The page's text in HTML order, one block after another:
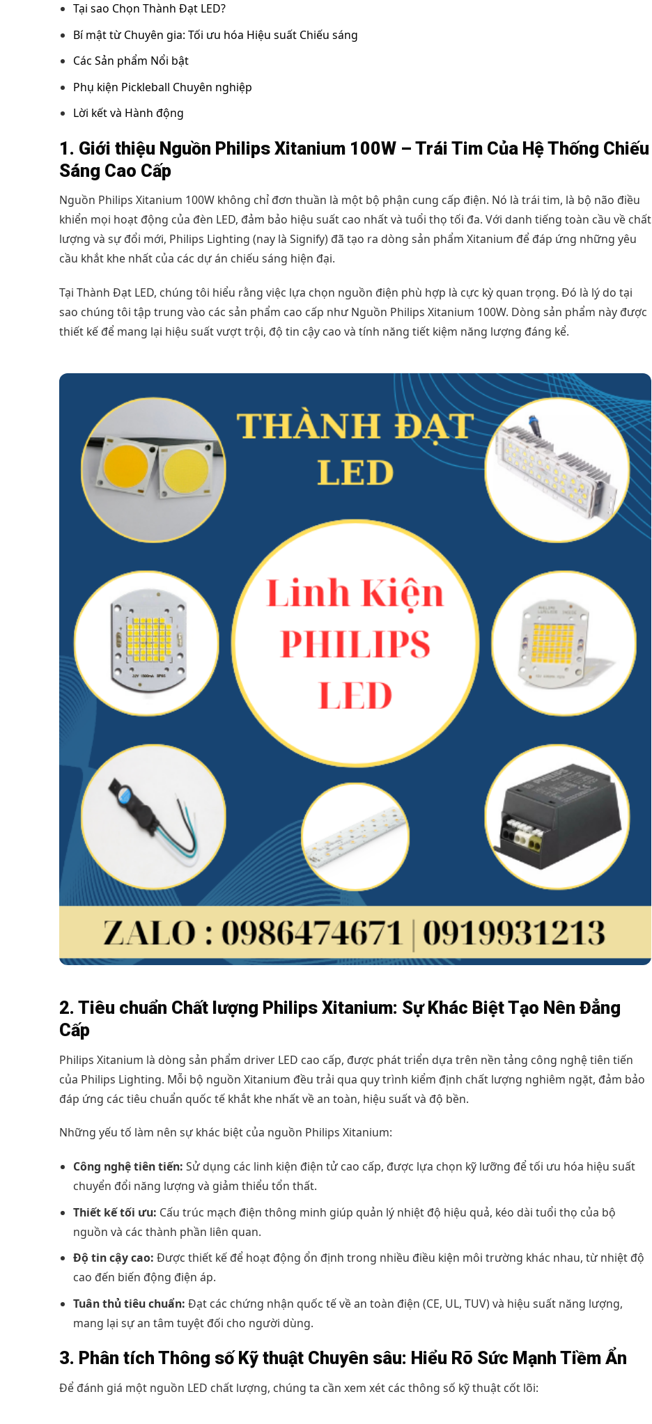
Tại sao Chọn Thành Đạt LED?
Bí mật từ Chuyên gia: Tối ưu hóa Hiệu suất Chiếu sáng
Các Sản phẩm Nổi bật
Phụ kiện Pickleball Chuyên nghiệp
Lời kết và Hành động
1. Giới thiệu Nguồn Philips Xitanium 100W – Trái Tim Của Hệ Thống Chiếu
Sáng Cao Cấp
Nguồn Philips Xitanium 100W không chỉ đơn thuần là một bộ phận cung cấp điện. Nó là trái tim, là bộ não điều
khiển mọi hoạt động của đèn LED, đảm bảo hiệu suất cao nhất và tuổi thọ tối đa. Với danh tiếng toàn cầu về chất
lượng và sự đổi mới, Philips Lighting (nay là Signify) đã tạo ra dòng sản phẩm Xitanium để đáp ứng những yêu
cầu khắt khe nhất của các dự án chiếu sáng hiện đại.
Tại Thành Đạt LED, chúng tôi hiểu rằng việc lựa chọn nguồn điện phù hợp là cực kỳ quan trọng. Đó là lý do tại
sao chúng tôi tập trung vào các sản phẩm cao cấp như Nguồn Philips Xitanium 100W. Dòng sản phẩm này được
thiết kế để mang lại hiệu suất vượt trội, độ tin cậy cao và tính năng tiết kiệm năng lượng đáng kể.
2. Tiêu chuẩn Chất lượng Philips Xitanium: Sự Khác Biệt Tạo Nên Đẳng
Cấp
Philips Xitanium là dòng sản phẩm driver LED cao cấp, được phát triển dựa trên nền tảng công nghệ tiên tiến
của Philips Lighting. Mỗi bộ nguồn Xitanium đều trải qua quy trình kiểm định chất lượng nghiêm ngặt, đảm bảo
đáp ứng các tiêu chuẩn quốc tế khắt khe nhất về an toàn, hiệu suất và độ bền.
Những yếu tố làm nên sự khác biệt của nguồn Philips Xitanium:
Công nghệ tiên tiến: Sử dụng các linh kiện điện tử cao cấp, được lựa chọn kỹ lưỡng để tối ưu hóa hiệu suất
chuyển đổi năng lượng và giảm thiểu tổn thất.
Thiết kế tối ưu: Cấu trúc mạch điện thông minh giúp quản lý nhiệt độ hiệu quả, kéo dài tuổi thọ của bộ
nguồn và các thành phần liên quan.
Độ tin cậy cao: Được thiết kế để hoạt động ổn định trong nhiều điều kiện môi trường khác nhau, từ nhiệt độ
cao đến biến động điện áp.
Tuân thủ tiêu chuẩn: Đạt các chứng nhận quốc tế về an toàn điện (CE, UL, TUV) và hiệu suất năng lượng,
mang lại sự an tâm tuyệt đối cho người dùng.
3. Phân tích Thông số Kỹ thuật Chuyên sâu: Hiểu Rõ Sức Mạnh Tiềm Ẩn
Để đánh giá một nguồn LED chất lượng, chúng ta cần xem xét các thông số kỹ thuật cốt lõi: